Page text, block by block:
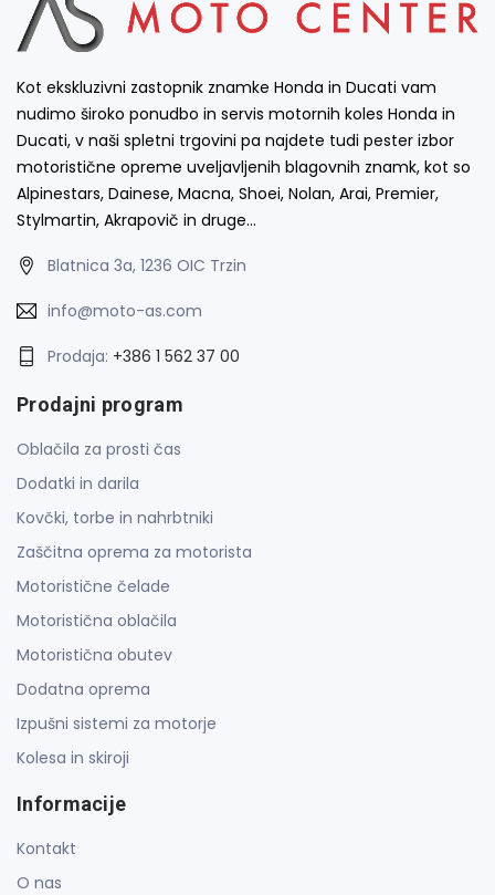
Kot ekskluzivni zastopnik znamke Honda in Ducati vam
nudimo široko ponudbo in servis motornih koles Honda in
Ducati, v naši spletni trgovini pa najdete tudi pester izbor
motoristične opreme uveljavljenih blagovnih znamk, kot so
Alpinestars, Dainese, Macna, Shoei, Nolan, Arai, Premier,
Stylmartin, Akrapovič in druge…
Blatnica 3a, 1236 OIC Trzin
info@moto-as.com
Prodaja: +386 1 562 37 00
Prodajni program
Oblačila za prosti čas
Dodatki in darila
Kovčki, torbe in nahrbtniki
Zaščitna oprema za motorista
Motoristične čelade
Motoristična oblačila
Motoristična obutev
Dodatna oprema
Izpušni sistemi za motorje
Kolesa in skiroji
Informacije
Kontakt
O nas